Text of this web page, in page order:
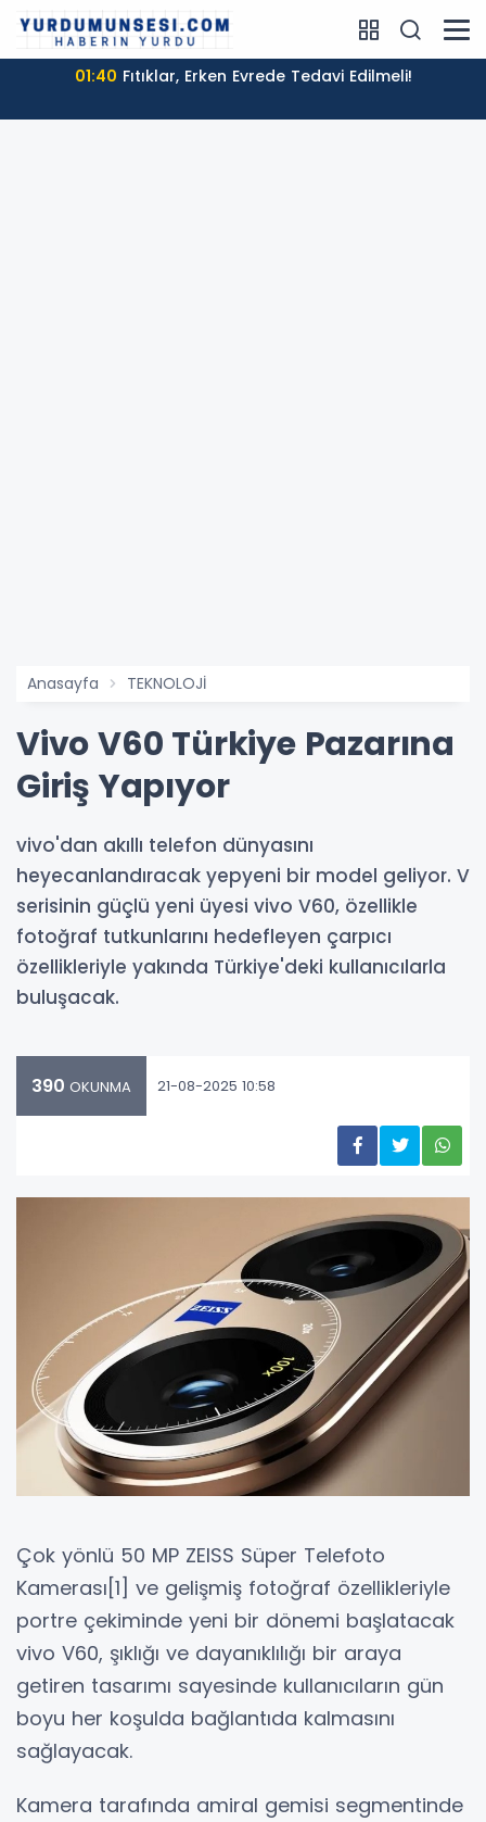
01:40 Fıtıklar, Erken Evrede Tedavi Edilmeli!
Anasayfa TEKNOLOJİ
Vivo V60 Türkiye Pazarına
Giriş Yapıyor
vivo'dan akıllı telefon dünyasını
heyecanlandıracak yepyeni bir model geliyor. V
serisinin güçlü yeni üyesi vivo V60, özellikle
fotoğraf tutkunlarını hedefleyen çarpıcı
özellikleriyle yakında Türkiye'deki kullanıcılarla
buluşacak.
390 OKUNMA 21-08-2025 10:58
Çok yönlü 50 MP ZEISS Süper Telefoto
Kamerası[1] ve gelişmiş fotoğraf özellikleriyle
portre çekiminde yeni bir dönemi başlatacak
vivo V60, şıklığı ve dayanıklılığı bir araya
getiren tasarımı sayesinde kullanıcıların gün
boyu her koşulda bağlantıda kalmasını
sağlayacak.
Kamera tarafında amiral gemisi segmentinde